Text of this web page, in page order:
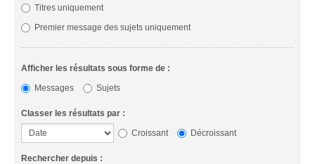
Titres uniquement
Premier message des sujets uniquement
Afficher les résultats sous forme de :
Messages
Sujets
Classer les résultats par :
Croissant
Décroissant
Rechercher depuis :